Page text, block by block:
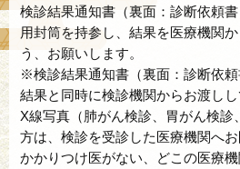
検診結果通知書（裏面：診断依頼
用封筒を持参し、結果を医療機関
う、お願いします。
※検診結果通知書（裏面：診断依頼
結果と同時に検診機関からお渡しし
X線写真（肺がん検診、胃がん検診
方は、検診を受診した医療機関へお
かかりつけ医がない、どこの医療